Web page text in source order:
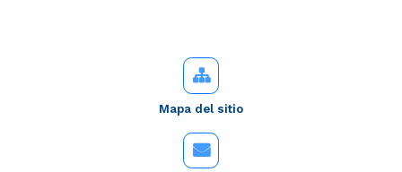
Mapa del sitio